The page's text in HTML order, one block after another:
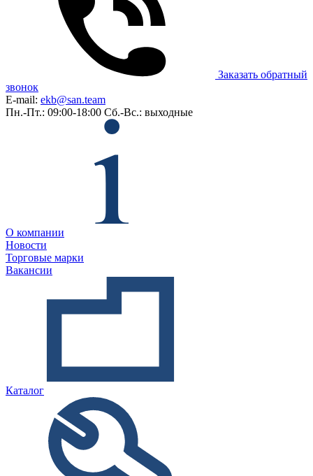
Заказать обратный
звонок
E-mail: ekb@san.team
Пн.-Пт.: 09:00-18:00 Сб.-Вс.: выходные
О компании
Новости
Торговые марки
Вакансии
Каталог